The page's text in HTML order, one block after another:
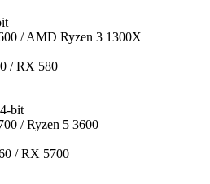
/ AMD Ryzen 3 1300X
/ RX 580
bit
/ Ryzen 5 3600
/ RX 5700